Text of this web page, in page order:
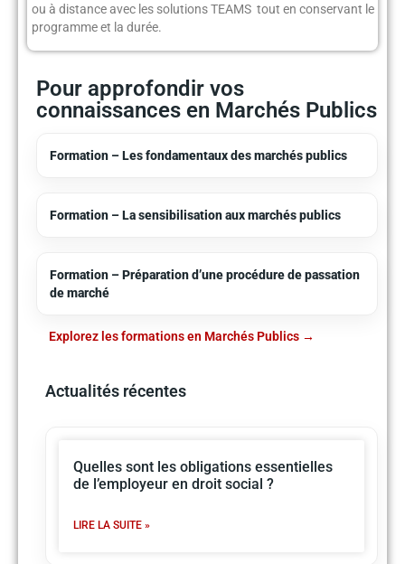
Pour approfondir vos
connaissances en Marchés Publics
Formation – Les fondamentaux des marchés publics
Formation – La sensibilisation aux marchés publics
Formation – Préparation d’une procédure de passation
de marché
Explorez les formations en Marchés Publics
Actualités récentes
Quelles sont les obligations essentielles
de l’employeur en droit social ?
LIRE LA SUITE »
ou à distance avec les solutions TEAMS tout en conservant le
programme et la durée.